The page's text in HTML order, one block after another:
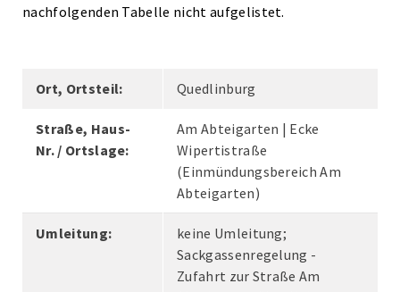
nachfolgenden Tabelle nicht aufgelistet.
Ort, Ortsteil: Quedlinburg
Straße, Haus-
Nr. / Ortslage:
Am Abteigarten | Ecke
Wipertistraße
(Einmündungsbereich Am
Abteigarten)
Umleitung:
keine Umleitung;
Sackgassenregelung -
Zufahrt zur Straße Am